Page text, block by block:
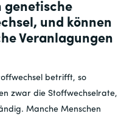
genetische
und können
Veranlagungen
betrifft, so
zwar die Stoffwechselrate,
Manche Menschen